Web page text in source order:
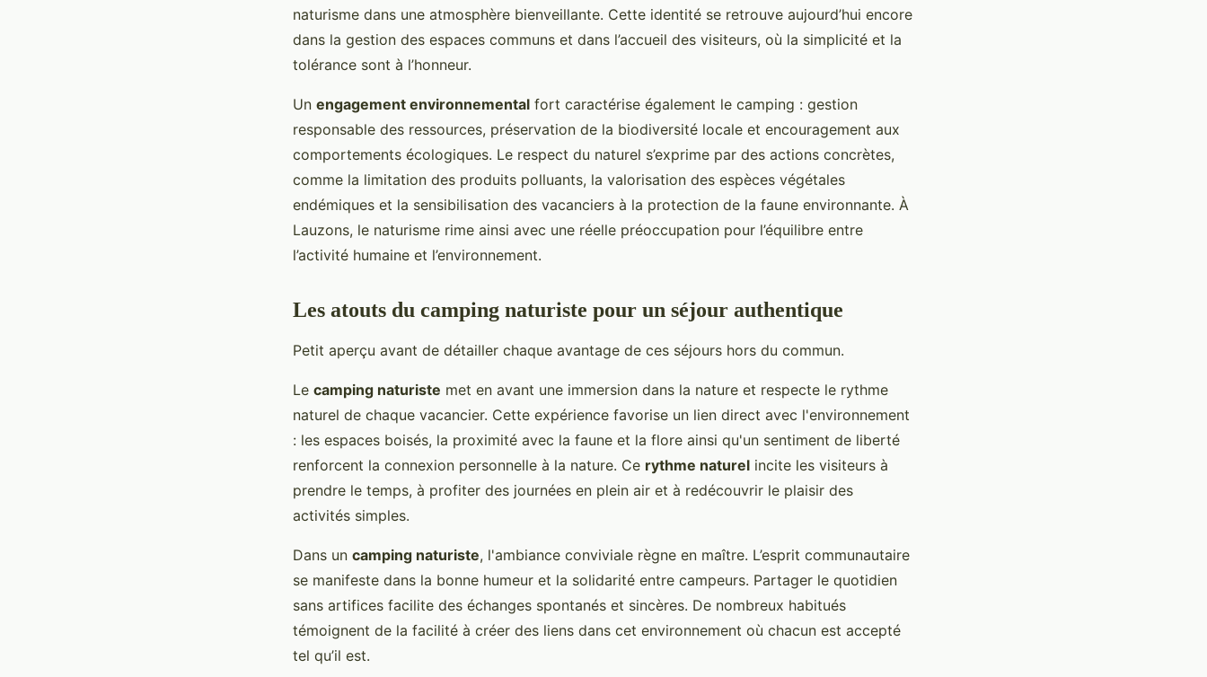
naturisme dans une atmosphère bienveillante. Cette identité se retrouve aujourd’hui encore
dans la gestion des espaces communs et dans l’accueil des visiteurs, où la simplicité et la
tolérance sont à l’honneur.
Un engagement environnemental fort caractérise également le camping : gestion
responsable des ressources, préservation de la biodiversité locale et encouragement aux
comportements écologiques. Le respect du naturel s’exprime par des actions concrètes,
comme la limitation des produits polluants, la valorisation des espèces végétales
endémiques et la sensibilisation des vacanciers à la protection de la faune environnante. À
Lauzons, le naturisme rime ainsi avec une réelle préoccupation pour l’équilibre entre
l’activité humaine et l’environnement.
Les atouts du camping naturiste pour un séjour authentique
Petit aperçu avant de détailler chaque avantage de ces séjours hors du commun.
Le camping naturiste met en avant une immersion dans la nature et respecte le rythme
naturel de chaque vacancier. Cette expérience favorise un lien direct avec l'environnement
: les espaces boisés, la proximité avec la faune et la flore ainsi qu'un sentiment de liberté
renforcent la connexion personnelle à la nature. Ce rythme naturel incite les visiteurs à
prendre le temps, à profiter des journées en plein air et à redécouvrir le plaisir des
activités simples.
Dans un camping naturiste, l'ambiance conviviale règne en maître. L’esprit communautaire
se manifeste dans la bonne humeur et la solidarité entre campeurs. Partager le quotidien
sans artifices facilite des échanges spontanés et sincères. De nombreux habitués
témoignent de la facilité à créer des liens dans cet environnement où chacun est accepté
tel qu’il est.